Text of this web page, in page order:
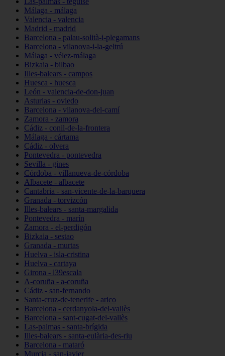
Málaga - málaga
Valencia - valencia
Madrid - madrid
Barcelona - palau-solità-i-plegamans
Barcelona - vilanova-i-la-geltrú
Málaga - vélez-málaga
Bizkaia - bilbao
Illes-balears - campos
Huesca - huesca
León - valencia-de-don-juan
Asturias - oviedo
Barcelona - vilanova-del-camí
Zamora - zamora
Cádiz - conil-de-la-frontera
Málaga - cártama
Cádiz - olvera
Pontevedra - pontevedra
Sevilla - gines
Córdoba - villanueva-de-córdoba
Albacete - albacete
Cantabria - san-vicente-de-la-barquera
Granada - torvizcón
Illes-balears - santa-margalida
Pontevedra - marín
Zamora - el-perdigón
Bizkaia - sestao
Granada - murtas
Huelva - isla-cristina
Huelva - cartaya
Girona - l39escala
A-coruña - a-coruña
Cádiz - san-fernando
Santa-cruz-de-tenerife - arico
Barcelona - cerdanyola-del-vallès
Barcelona - sant-cugat-del-vallès
Las-palmas - santa-brígida
Illes-balears - santa-eulària-des-riu
Barcelona - mataró
Murcia - san-javier